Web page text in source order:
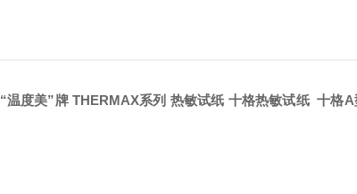
温度美”牌 THERMAX系列 热敏试纸 十格热敏试纸 十格